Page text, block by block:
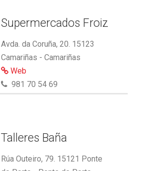
Supermercados Froiz
Avda. da Coruña, 20. 15123
Camariñas - Camariñas
Web
981 70 54 69
Talleres Baña
Rúa Outeiro, 79. 15121 Ponte